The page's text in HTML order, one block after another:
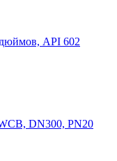
API 602
DN300, PN20